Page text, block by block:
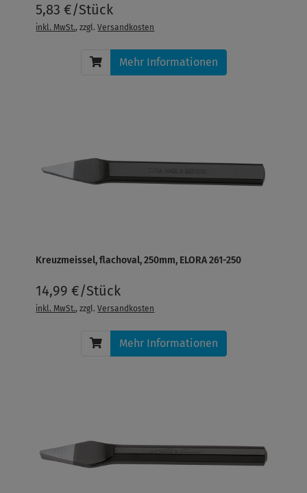
5,83 €/Stück
inkl. MwSt., zzgl.Versandkosten
Mehr Informationen
Kreuzmeissel, flachoval, 250mm, ELORA 261-250
14,99 €/Stück
inkl. MwSt., zzgl.Versandkosten
Mehr Informationen